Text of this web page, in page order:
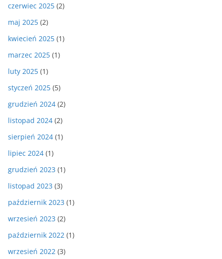
czerwiec 2025 (2)
maj 2025 (2)
kwiecień 2025 (1)
marzec 2025 (1)
luty 2025 (1)
styczeń 2025 (5)
grudzień 2024 (2)
listopad 2024 (2)
sierpień 2024 (1)
lipiec 2024 (1)
grudzień 2023 (1)
listopad 2023 (3)
październik 2023 (1)
wrzesień 2023 (2)
październik 2022 (1)
wrzesień 2022 (3)